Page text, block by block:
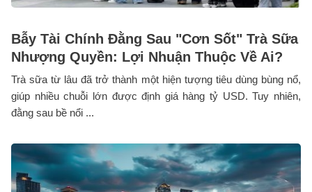
Bẫy Tài Chính Đằng Sau "Cơn Sốt" Trà Sữa
Nhượng Quyền: Lợi Nhuận Thuộc Về Ai?
Trà sữa từ lâu đã trở thành một hiện tượng tiêu dùng bùng nổ,
giúp nhiều chuỗi lớn được định giá hàng tỷ USD. Tuy nhiên,
đằng sau bề nổi ...